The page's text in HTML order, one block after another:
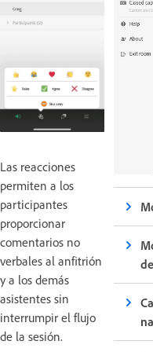
Las reacciones
permiten a los
participantes
proporcionar
comentarios no
verbales al anfitrión
y a los demás
asistentes sin
interrumpir el flujo
de la sesión.